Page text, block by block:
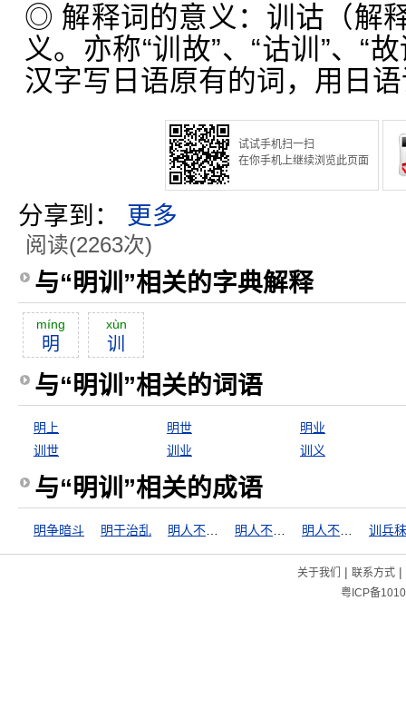
◎ 解释词的意义：训诂（解
义。亦称“训故”、“诂训”、“
汉字写日语原有的词，用日
试试手机扫一扫
在你手机上继续浏览此页面
分享到： 更多
阅读(2263次)
与“明训”相关的字典解释
míng
明
xùn
训
与“明训”相关的词语
明上 明世
明业
训世
训业 训义
与“明训”相关的成语
明争暗斗 明于治乱 训兵
关于我们 | 联系方式|
粤ICP备